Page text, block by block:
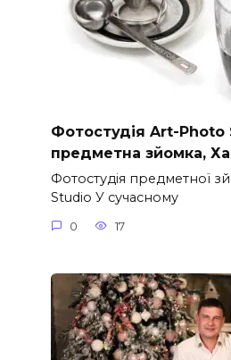
Фотостудія Art-Photo
предметна зйомка,
Фотостудія предметної
Studio У сучасному
0 17